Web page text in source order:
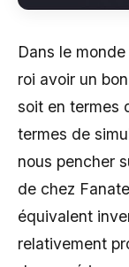
Dans le monde
roi avoir un
soit en termes
termes de
nous pencher
de chez
équivalent
relativement